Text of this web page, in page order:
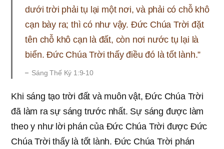
dưới trời phải tụ lại một nơi, và phải có chỗ khô
cạn bày ra; thì có như vậy. Đức Chúa Trời đặt
tên chỗ khô cạn là đất, còn nơi nước tụ lại là
biển. Đức Chúa Trời thấy điều đó là tốt lành.”
Sáng Thế Ký 1:9-10
Khi sáng tạo trời đất và muôn vật, Đức Chúa Trời
đã làm ra sự sáng trước nhất. Sự sáng được làm
theo y như lời phán của Đức Chúa Trời được Đức
Chúa Trời thấy là tốt lành. Đức Chúa Trời phán